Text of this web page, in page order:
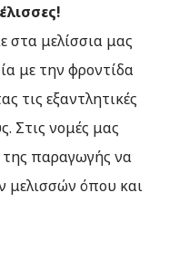
στα μελίσσια μας
με την φροντίδα
τις εξαντλητικές
Στις νομές μας
της παραγωγής να
μελισσών όπου και